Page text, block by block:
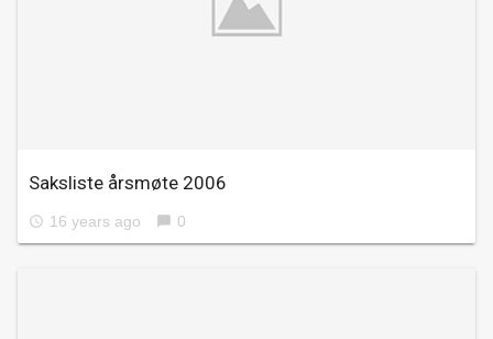
Saksliste årsmøte 2006
access_time 16 years ago chat_bubble 0